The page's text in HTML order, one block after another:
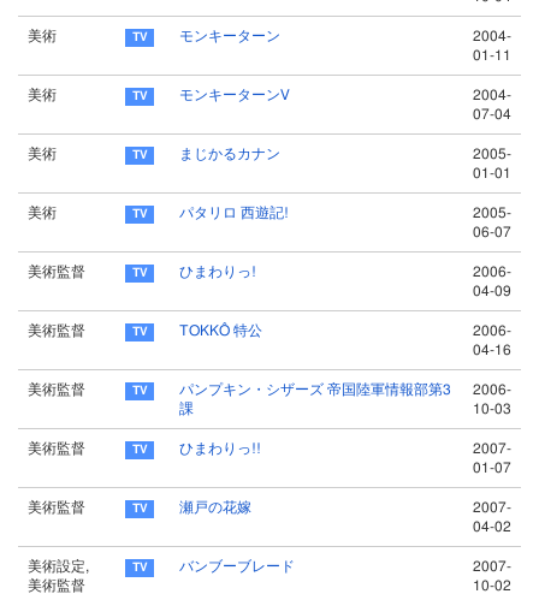
美術 モンキーターン
2004-
01-11
美術 モンキーターンV
2004-
07-04
美術 まじかるカナン
2005-
01-01
美術 パタリロ 西遊記!
2005-
06-07
美術監督 ひまわりっ!
2006-
04-09
美術監督 TOKKÔ 特公
2006-
04-16
美術監督
パンプキン・シザーズ 帝国陸軍情報部第3
課
2006-
10-03
美術監督 ひまわりっ!!
2007-
01-07
美術監督 瀬戸の花嫁
2007-
04-02
美術設定,
美術監督
バンブーブレード
2007-
10-02